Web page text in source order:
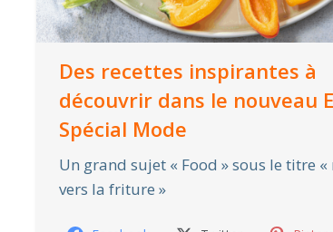
Des recettes inspirantes à
découvrir dans le nouveau
Spécial Mode
Un grand sujet « Food » sous le titre
vers la friture »